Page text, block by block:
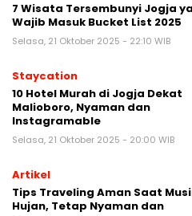
7 Wisata Tersembunyi Jogja
Wajib Masuk Bucket List 2025
Selasa, 21 Oktober 2025 - 22:10 WIB
Staycation
10 Hotel Murah di Jogja Dekat
Malioboro, Nyaman dan
Instagramable
Selasa, 21 Oktober 2025 - 20:00 WIB
Artikel
Tips Traveling Aman Saat
Hujan, Tetap Nyaman dan